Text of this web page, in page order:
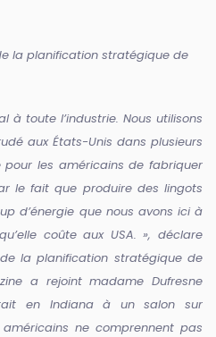
la planification stratégique de
à toute l’industrie. Nous utilisons
aux États-Unis dans plusieurs
les américains de fabriquer
le fait que produire des lingots
d’énergie que nous avons ici à
coûte aux USA. », déclare
la planification stratégique de
a rejoint madame Dufresne
en Indiana à un salon sur
américains ne comprennent pas